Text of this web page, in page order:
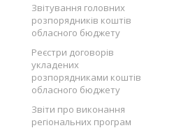
Звітування головних
розпорядників коштів
обласного бюджету
Реєстри договорів
укладених
розпорядниками коштів
обласного бюджету
Звіти про виконання
регіональних програм